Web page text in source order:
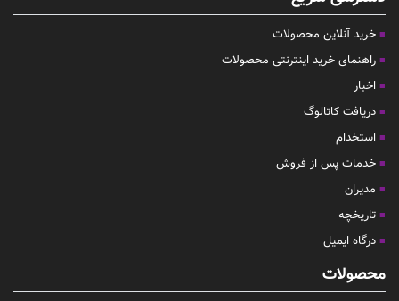
خرید آنلاین محصولات
راهنمای خرید اینترنتی محصولات
اخبار
دریافت کاتالوگ
استخدام
خدمات پس از فروش
مدیران
تاریخچه
درگاه ایمیل
محصولات